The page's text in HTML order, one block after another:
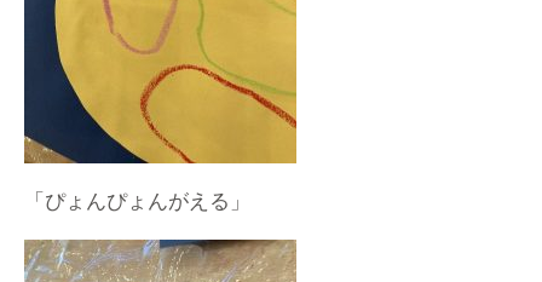
「ぴょんぴょんがえる」